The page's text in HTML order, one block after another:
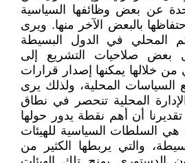
عن بعض وظائفها السياسية
بالبعض الآخر منها. ويرى
المحلي في الدول البسيطة
بعض صلاحيات التشريع إلى
من خلالها يمكنها إصدار قرارات
المحلية، ولذلك يرى
المحلية تنحصر في نطاق
تقديرنا أن أهم نقطة يدور حولها
هي السلطات السياسية للهيئات
والتي يربطها الكثير من